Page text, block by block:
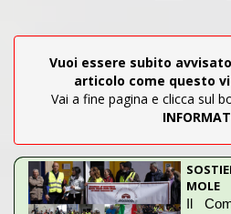
Vuoi essere subito
articolo come questo
Vai a fine pagina e clicca sul
MOLE
Il